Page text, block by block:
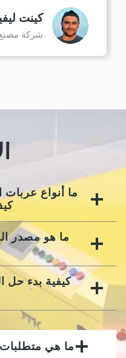
كينت
شركة
ما أنواع عربات
ما هو مصدر
كيفية بدء حل
ما هي متطلبات